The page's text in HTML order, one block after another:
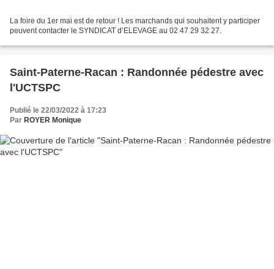
La foire du 1er mai est de retour ! Les marchands qui souhaitent y participer
peuvent contacter le SYNDICAT d’ELEVAGE au 02 47 29 32 27.
Saint-Paterne-Racan : Randonnée pédestre avec
l'UCTSPC
Publié le 22/03/2022 à 17:23
Par ROYER Monique